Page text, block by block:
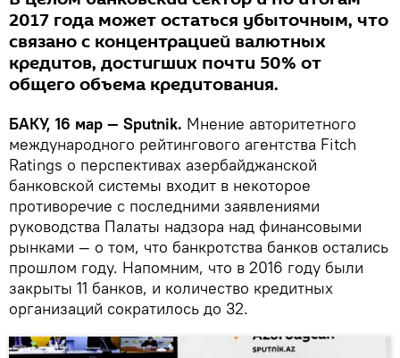
2017 года может остаться убыточным, что
связано с концентрацией валютных
кредитов, достигших почти 50% от
общего объема кредитования.
БАКУ, 16 мар — Sputnik. Мнение авторитетного
международного рейтингового агентства Fitch
Ratings о перспективах азербайджанской
банковской системы входит в некоторое
противоречие с последними заявлениями
руководства Палаты надзора над финансовыми
рынками — о том, что банкротства банков остались
прошлом году. Напомним, что в 2016 году были
закрыты 11 банков, и количество кредитных
организаций сократилось до 32.